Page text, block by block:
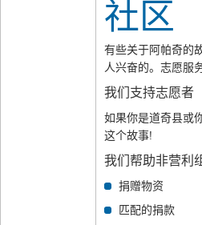
社区
有些关于阿帕奇的
人兴奋的。志愿服
我们支持志愿者
如果你是道奇县或
这个故事!
我们帮助非营利
捐赠物资
匹配的捐款